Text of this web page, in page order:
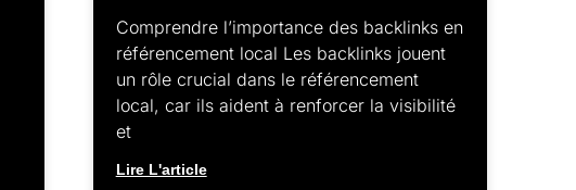
Comprendre l’importance des backlinks en
référencement local Les backlinks jouent
un rôle crucial dans le référencement
local, car ils aident à renforcer la visibilité
et
Lire L'article